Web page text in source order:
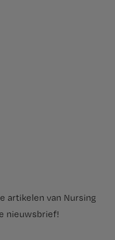
artikelen van Nursing
nieuwsbrief!